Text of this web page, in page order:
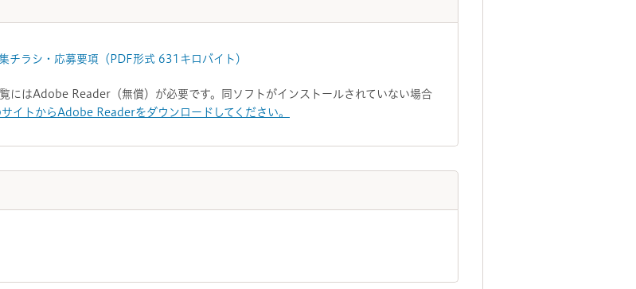
チラシ・応募要項（PDF形式 631キロバイト）
にはAdobe Reader（無償）が必要です。同ソフトがインストールされていない場合
イトからAdobe Readerをダウンロードしてください。